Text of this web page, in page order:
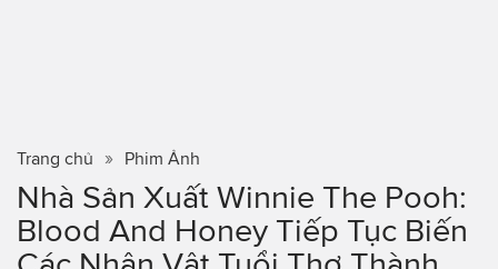
Trang chủ Phim Ảnh
Nhà Sản Xuất Winnie The Pooh:
Blood And Honey Tiếp Tục Biến